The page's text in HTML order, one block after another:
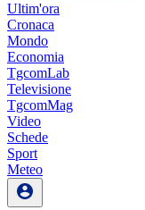
Ultim'ora
Cronaca
Mondo
Economia
TgcomLab
Televisione
TgcomMag
Video
Schede
Sport
Meteo